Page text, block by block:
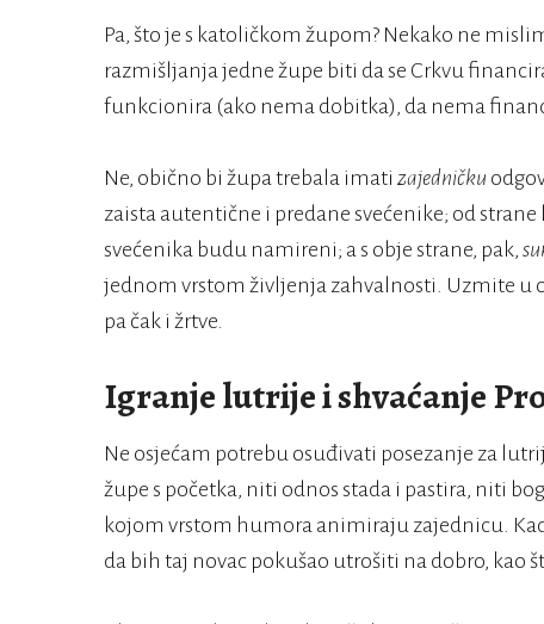
Pa, što je s katoličkom župom? Nekako ne
razmišljanja jedne župe biti da se Crkvu
funkcionira (ako nema dobitka), da nema
Ne, obično bi župa trebala imati zajedničku
zaista autentične i predane svećenike; od
svećenika budu namireni; a s obje strane, pak,
jednom vrstom življenja zahvalnosti. Uzmite u
pa čak i žrtve.
Igranje lutrije i shvaćanje
Ne osjećam potrebu osuđivati posezanje za
župe s početka, niti odnos stada i pastira, niti
kojom vrstom humora animiraju zajednicu.
da bih taj novac pokušao utrošiti na dobro, kao